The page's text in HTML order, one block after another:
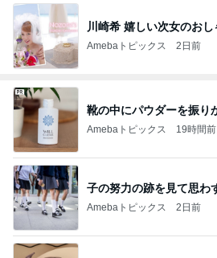
川崎希 嬉しい次女のおし
Amebaトピックス 2日前
靴の中にパウダーを振り
Amebaトピックス 19時間前
子の努力の跡を見て思わ
Amebaトピックス 2日前